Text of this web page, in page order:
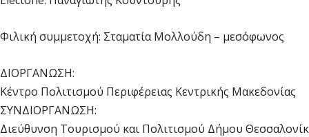
Φιλική συμμετοχή: Σταματία Μολλούδη – μεσόφωνος
ΔΙΟΡΓΑΝΩΣΗ:
Κέντρο Πολιτισμού Περιφέρειας Κεντρικής Μακεδονίας
ΣΥΝΔΙΟΡΓΑΝΩΣΗ:
Διεύθυνση Τουρισμού και Πολιτισμού Δήμου